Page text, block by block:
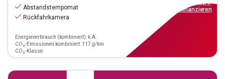
Abstandstempomat
Rückfahrkamera
Energieverbrauch (kombiniert): k.A.
CO₂-Emissionen kombiniert: 117 g/km
CO₂-Klasse:
inkl.MwSt.
finanzieren